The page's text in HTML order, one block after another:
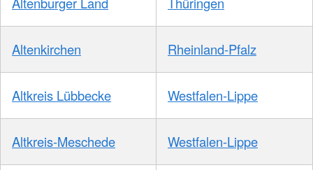
Altenkirchen Rheinland-Pfalz
Altkreis Lübbecke Westfalen-Lippe
Altkreis-Meschede Westfalen-Lippe